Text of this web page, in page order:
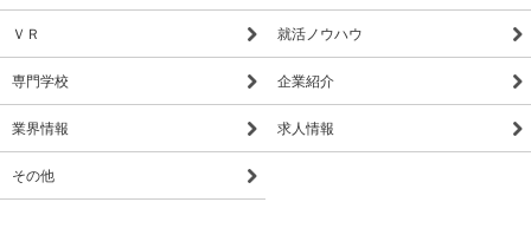
ＶＲ 就活ノウハウ
専門学校 企業紹介
業界情報 求人情報
その他